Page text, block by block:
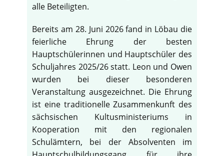
alle Beteiligten.
Bereits am 28. Juni 2026 fand in Löbau die
feierliche Ehrung der besten
Hauptschülerinnen und Hauptschüler des
Schuljahres 2025/26 statt. Leon und Owen
wurden bei dieser besonderen
Veranstaltung ausgezeichnet. Die Ehrung
ist eine traditionelle Zusammenkunft des
sächsischen Kultusministeriums in
Kooperation mit den regionalen
Schulämtern, bei der Absolventen im